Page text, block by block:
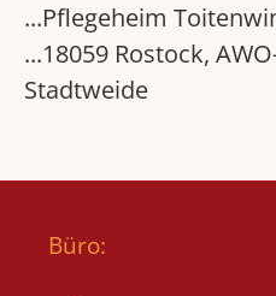
...Pflegeheim
...18059 Rostock,
Stadtweide
Büro: